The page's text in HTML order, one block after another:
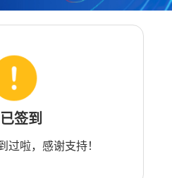
签到
过啦，感谢支持！